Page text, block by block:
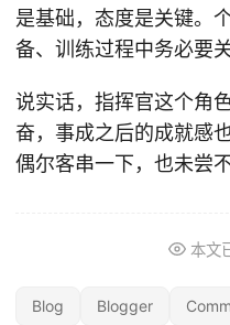
是基础，态度是关键。
备、训练过程中务必要关
说实话，指挥官这个角
奋，事成之后的成就感
偶尔客串一下，也未尝不
本文
Blog Blogger